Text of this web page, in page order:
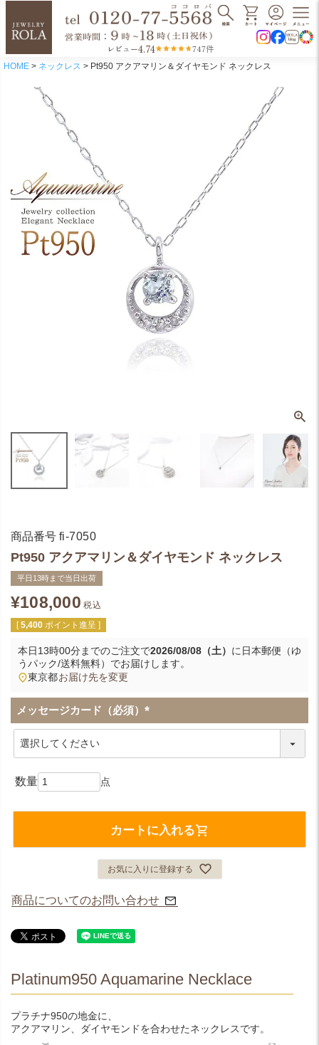
レビュー4.74 747件
HOME ネックレス Pt950 アクアマリン＆ダイヤモンド ネックレス
商品番号 fi-7050
Pt950 アクアマリン＆ダイヤモンド ネックレス
平日13時まで当日出荷
¥108,000 税込
[ 5,400 ポイント進呈 ]
本日13時00分までのご注文で2026/08/08（土） に 日本郵便（ゆ
うパック/送料無料） でお届けします。
東京都お届け先を変更
メッセージカード（必須）
(
カートに入れる
お気に入りに登録する
商品についてのお問い合わせ
Platinum950 Aquamarine Necklace
プラチナ950の地金に、
アクアマリン、ダイヤモンドを合わせたネックレスです。